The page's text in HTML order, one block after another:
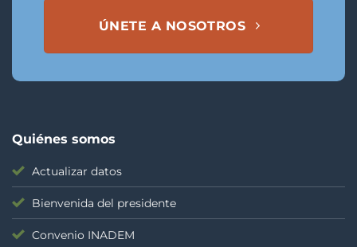
ÚNETE A NOSOTROS
Quiénes somos
Actualizar datos
Bienvenida del presidente
Convenio INADEM